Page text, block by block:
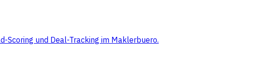
Scoring und Deal-Tracking im Maklerbuero.